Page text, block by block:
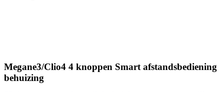
Megane3/Clio4 4 knoppen Smart afstandsbediening
behuizing